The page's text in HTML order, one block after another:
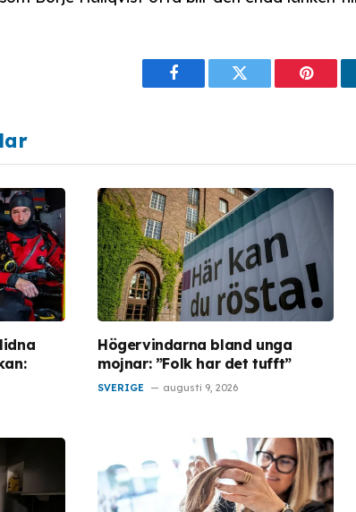
FacebookTwitter
Högervindarna bland unga
mojnar: ”Folk har det tufft”
SVERIGE augusti 9, 2026